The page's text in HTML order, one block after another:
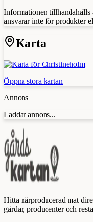
Informationen tillhandahålls
ansvarar inte för produkter
Karta
Öppna stora kartan
Annons
Laddar annons...
Hitta närproducerad mat
gårdar, producenter och